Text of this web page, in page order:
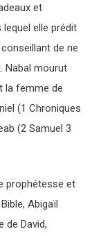
et
elle prédit
de ne
Nabal mourut
la femme de
(1 Chroniques
(2 Samuel 3
prophétesse et
Abigaïl
de David,